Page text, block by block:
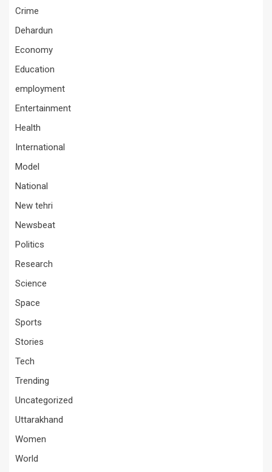
Crime
Dehardun
Economy
Education
employment
Entertainment
Health
International
Model
National
New tehri
Newsbeat
Politics
Research
Science
Space
Sports
Stories
Tech
Trending
Uncategorized
Uttarakhand
Women
World